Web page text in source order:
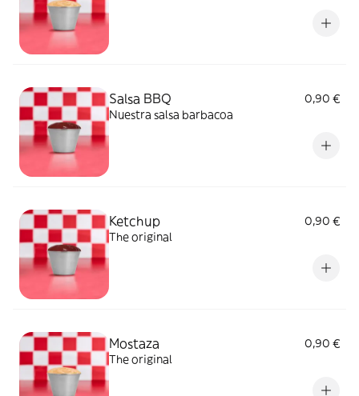
Salsa BBQ
0,90 €
Nuestra salsa barbacoa
Ketchup
0,90 €
The original
Mostaza
0,90 €
The original